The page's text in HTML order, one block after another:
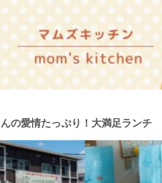
の愛情たっぷり！大満足ランチ